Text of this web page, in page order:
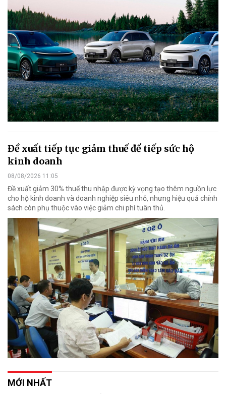
Đề xuất tiếp tục giảm thuế để tiếp sức hộ
kinh doanh
08/08/2026 11:05
Đề xuất giảm 30% thuế thu nhập được kỳ vọng tạo thêm nguồn lực
cho hộ kinh doanh và doanh nghiệp siêu nhỏ, nhưng hiệu quả chính
sách còn phụ thuộc vào việc giảm chi phí tuân thủ.
MỚI NHẤT